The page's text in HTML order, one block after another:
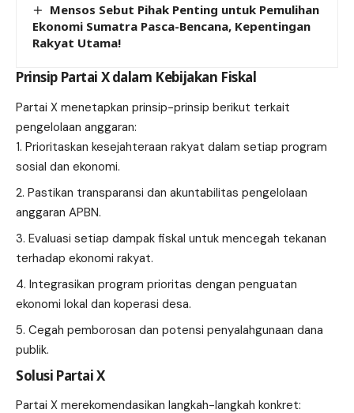
Mensos Sebut Pihak Penting untuk Pemulihan
Ekonomi Sumatra Pasca-Bencana, Kepentingan
Rakyat Utama!
Prinsip Partai X dalam Kebijakan Fiskal
Partai X menetapkan prinsip-prinsip berikut terkait
pengelolaan anggaran:
Prioritaskan kesejahteraan rakyat dalam setiap program
sosial dan ekonomi.
Pastikan transparansi dan akuntabilitas pengelolaan
anggaran APBN.
Evaluasi setiap dampak fiskal untuk mencegah tekanan
terhadap ekonomi rakyat.
Integrasikan program prioritas dengan penguatan
ekonomi lokal dan koperasi desa.
Cegah pemborosan dan potensi penyalahgunaan dana
publik.
Solusi Partai X
Partai X merekomendasikan langkah-langkah konkret: